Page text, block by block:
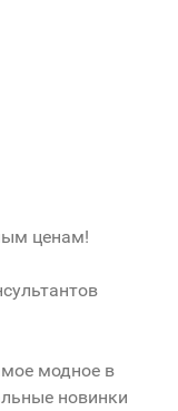
ценам!
модное в
новинки